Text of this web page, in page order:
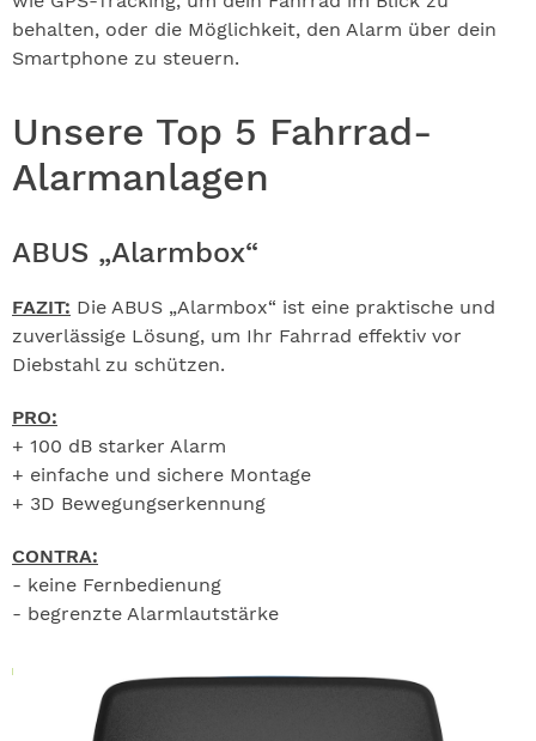
behalten, oder die Möglichkeit, den Alarm über dein
Smartphone zu steuern.
Unsere Top 5 Fahrrad-
Alarmanlagen
ABUS „Alarmbox“
FAZIT: Die ABUS „Alarmbox“ ist eine praktische und
zuverlässige Lösung, um Ihr Fahrrad effektiv vor
Diebstahl zu schützen.
PRO:
+ 100 dB starker Alarm
+ einfache und sichere Montage
+ 3D Bewegungserkennung
CONTRA:
- keine Fernbedienung
- begrenzte Alarmlautstärke